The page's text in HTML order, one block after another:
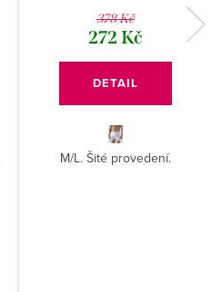
378 Kč
272 Kč
DETAIL
M/L. Šité provedení.